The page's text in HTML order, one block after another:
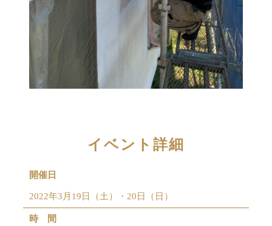
イベント詳細
開催日
2022年3月19日（土）・20日（日）
時 間